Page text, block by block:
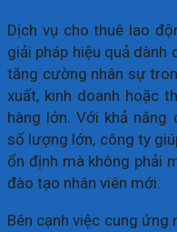
Dịch vụ cho thuê lao
giải pháp hiệu quả dành
tăng cường nhân sự
xuất, kinh doanh hoặc
hàng lớn. Với khả năng
số lượng lớn, công ty
ổn định mà không phải
đào tạo nhân viên mới.
Bên cạnh việc cung ứng